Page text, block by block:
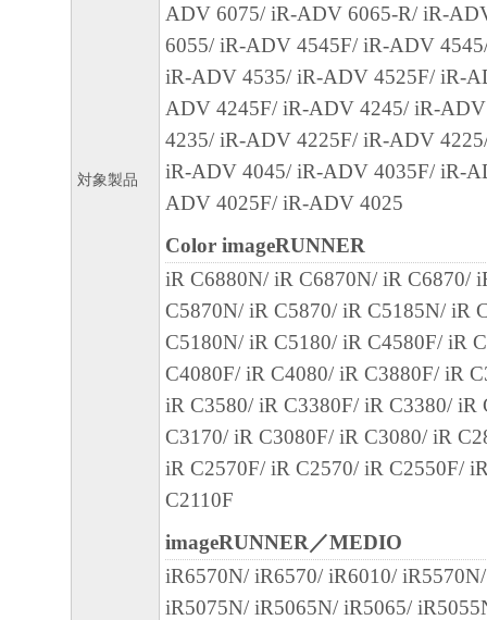
てを廃棄および消去することにより、本契
ることができます。
(3) お客様が本契約書のいずれかの条項に
契約書は直ちに終了します。
(4) お客様は、上記(3)によって本契約書が
やかに、「本ソフトウェア」およびその複
廃棄または消去するものとします。
(5) 上記にかかわらず、本契約書第2条、第
で、第8条第4項および第10条の規定は、
も効力を有します。
９．U.S. GOVERNMENT RESTRICTED
“米国政府エンドユーザー”とは、米国政府
を意味します。もしお客様が米国政府エン
る場合、以下の規定が適用されます ： The
"commercial item," as that term is defined at
1995), consisting of "commercial computer
"commercial computer software
used in 48 C.F.R. 12.212 (Sept 1995).
12.212 and 48 C.F.R. 227.7202-1 through
対象製品
ADV 6075/ iR-ADV 6065-R/ iR-
6055/ iR-ADV 4545F/ iR-ADV
iR-ADV 4535/ iR-ADV 4525F/ iR-
ADV 4245F/ iR-ADV 4245/ iR-
4235/ iR-ADV 4225F/ iR-ADV
iR-ADV 4045/ iR-ADV 4035F/ iR-
ADV 4025F/ iR-ADV 4025
Color imageRUNNER
iR C6880N/ iR C6870N/ iR C6870/
C5870N/ iR C5870/ iR C5185N/ iR
C5180N/ iR C5180/ iR C4580F/ iR
C4080F/ iR C4080/ iR C3880F/ iR
iR C3580/ iR C3380F/ iR C3380/ iR
C3170/ iR C3080F/ iR C3080/ iR
iR C2570F/ iR C2570/ iR C2550F/
C2110F
imageRUNNER／MEDIO
iR6570N/ iR6570/ iR6010/
iR5075N/ iR5065N/ iR5065/